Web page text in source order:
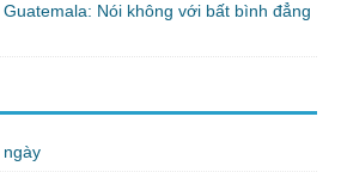
Nói không với bất bình đẳng